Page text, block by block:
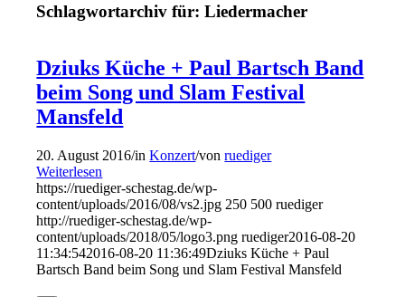
Schlagwortarchiv für:Liedermacher
Dziuks Küche + Paul Bartsch Band
beim Song und Slam Festival
Mansfeld
20. August 2016/inKonzert/vonruediger
Weiterlesen
https://ruediger-schestag.de/wp-
content/uploads/2016/08/vs2.jpg 250 500 ruediger
http://ruediger-schestag.de/wp-
content/uploads/2018/05/logo3.png ruediger2016-08-20
11:34:542016-08-20 11:36:49Dziuks Küche + Paul
Bartsch Band beim Song und Slam Festival Mansfeld